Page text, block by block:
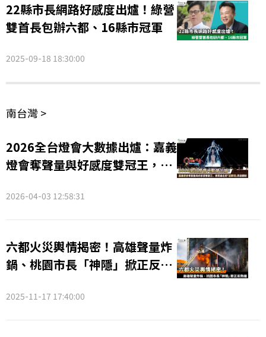
22縣市長網路好感度出爐！綠營
雙首長包辦六都、16縣市冠軍
2025-09-18 18:30:00
南台灣 >
2026全台燈會大數據出爐：嘉義
燈會奪聲量與好感度雙冠王，民
2026-04-03 12:58:31
六都火災輿情揭密！高雄聲量炸
鍋、桃園市長「神隱」掀正反熱
2025-11-17 17:40:00